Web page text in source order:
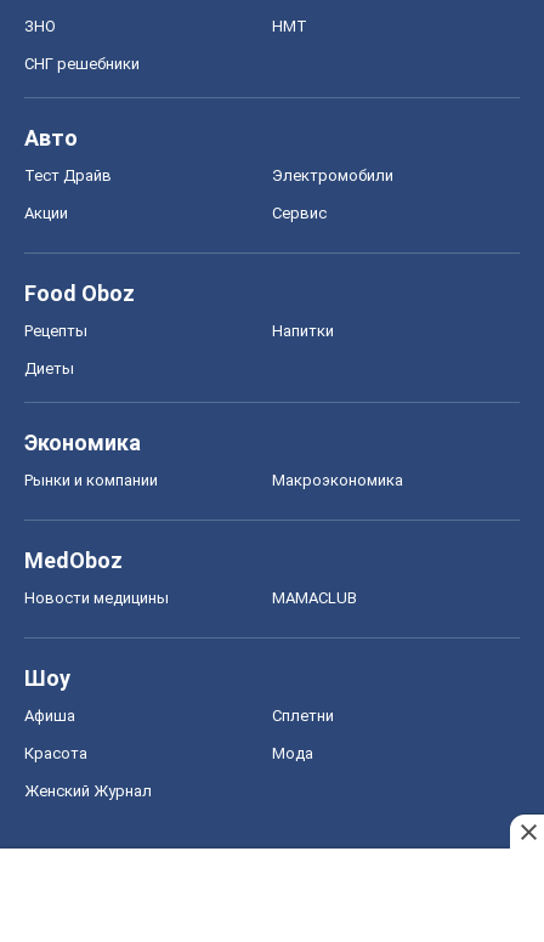
ЗНО НМТ
СНГ решебники
Авто
Тест Драйв Электромобили
Акции Сервис
Food Oboz
Рецепты Напитки
Диеты
Экономика
Рынки и компании Mакроэкономика
MedOboz
Новости медицины MAMACLUB
Шоу
Афиша Сплетни
Красота Мода
Женский Журнал